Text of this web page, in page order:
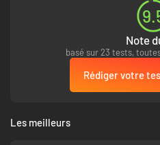
l’arsenal de RoboCop pour refroidir
Pour rendre la Justice, choisissez
surpuissantes, comprenant
Cryo Cannon pour rendre la Justice.
Libérez la force inégalée de RoboCop
Note
basé sur 23 tests,
Rédiger votre
Les meilleurs